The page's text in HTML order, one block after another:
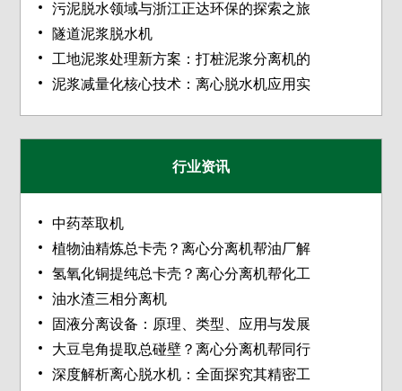
污泥脱水领域与浙江正达环保的探索之旅
隧道泥浆脱水机
工地泥浆处理新方案：打桩泥浆分离机的
泥浆减量化核心技术：离心脱水机应用实
行业资讯
中药萃取机
植物油精炼总卡壳？离心分离机帮油厂解
氢氧化铜提纯总卡壳？离心分离机帮化工
油水渣三相分离机
固液分离设备：原理、类型、应用与发展
大豆皂角提取总碰壁？离心分离机帮同行
深度解析离心脱水机：全面探究其精密工